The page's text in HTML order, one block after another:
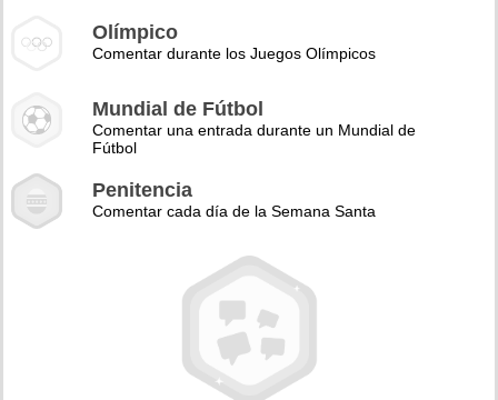
Olímpico
Comentar durante los Juegos Olímpicos
Mundial de Fútbol
Comentar una entrada durante un Mundial de
Fútbol
Penitencia
Comentar cada día de la Semana Santa